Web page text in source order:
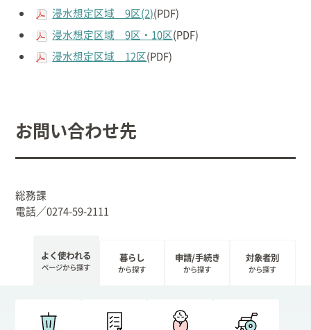
浸水想定区域 9区(2)(PDF)
浸水想定区域 9区・10区(PDF)
浸水想定区域 12区(PDF)
お問い合わせ先
総務課
電話／0274-59-2111
よく使われる
ページから探す
暮らし
から探す
申請/手続き
から探す
対象者別
から探す